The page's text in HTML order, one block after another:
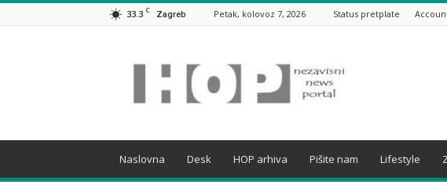
33.3 C Zagreb Petak, kolovoz 7, 2026 Status pretplate
Naslovna Desk HOP arhiva Pišite nam Lifestyle